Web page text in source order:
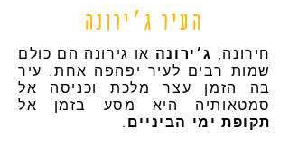
העיר ג׳ירונה
חירונה, ג׳ירונה או גירונה הם כולם
שמות רבים לעיר יפהפה אחת. עיר
בה הזמן עצר מלכת וכניסה אל
סמטאותיה היא מסע בזמן אל
תקופת ימי הביניים .